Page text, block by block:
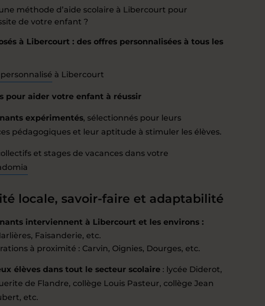
méthode d’aide scolaire à Libercourt pour
de votre enfant ?
à Libercourt : des offres personnalisées à tous les
à Libercourt
pour aider votre enfant à réussir
expérimentés, sélectionnés pour leurs
pédagogiques et leur aptitude à stimuler les élèves.
et stages de vacances dans votre
locale, savoir-faire et adaptabilité
interviennent à Libercourt et les environs :
Faisanderie, etc.
à proximité : Carvin, Oignies, Dourges, etc.
élèves dans tout le secteur scolaire : lycée Diderot,
de Flandre, collège Louis Pasteur, collège Jean
etc.